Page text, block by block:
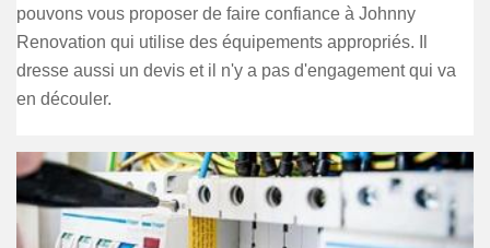
pouvons vous proposer de faire confiance à Johnny
Renovation qui utilise des équipements appropriés. Il
dresse aussi un devis et il n'y a pas d'engagement qui va
en découler.